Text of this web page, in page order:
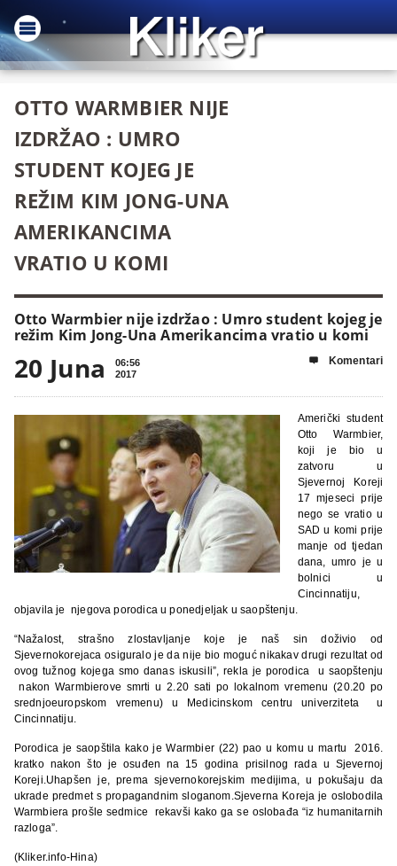
OTTO WARMBIER NIJE
IZDRŽAO : UMRO
STUDENT KOJEG JE
REŽIM KIM JONG-UNA
AMERIKANCIMA
VRATIO U KOMI
Otto Warmbier nije izdržao : Umro student kojeg je
režim Kim Jong-Una Amerikancima vratio u komi
20 Juna
06:56
2017
 Komentari
Američki student
Otto Warmbier,
koji je bio u
zatvoru u
Sjevernoj Koreji
17 mjeseci prije
nego se vratio u
SAD u komi prije
manje od tjedan
dana, umro je u
bolnici u
Cincinnatiju,
objavila je njegova porodica u ponedjeljak u saopštenju.
“Nažalost, strašno zlostavljanje koje je naš sin doživio od
Sjevernokorejaca osiguralo je da nije bio moguć nikakav drugi rezultat od
ovog tužnog kojega smo danas iskusili”, rekla je porodica u saopštenju
nakon Warmbierove smrti u 2.20 sati po lokalnom vremenu (20.20 po
srednjoeuropskom vremenu) u Medicinskom centru univerziteta u
Cincinnatiju.
Porodica je saopštila kako je Warmbier (22) pao u komu u martu 2016.
kratko nakon što je osuđen na 15 godina prisilnog rada u Sjevernoj
Koreji.Uhapšen je, prema sjevernokorejskim medijima, u pokušaju da
ukrade predmet s propagandnim sloganom.Sjeverna Koreja je oslobodila
Warmbiera prošle sedmice rekavši kako ga se oslobađa “iz humanitarnih
razloga”.
(Kliker.info-Hina)